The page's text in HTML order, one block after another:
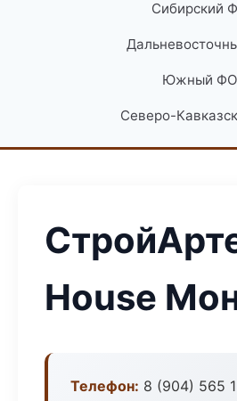
Сибирский
Южный ФО
Северо-
House
Телефон: 8 (904) 565